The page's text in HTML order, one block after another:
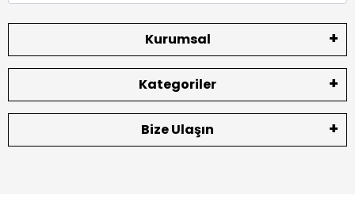
Kurumsal
Kategoriler
Bize Ulaşın